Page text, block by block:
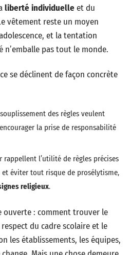
liberté individuelleet du
vêtement reste un moyen
et la tentation
n’emballe pas tout le monde.
se déclinent de façon concrète
des règles veulent
la prise de responsabilité
rappellent l’utilité de règles précises
et éviter tout risque de prosélytisme,
religieux.
ouverte : comment trouver le
du cadre scolaire et le
les établissements, les équipes,